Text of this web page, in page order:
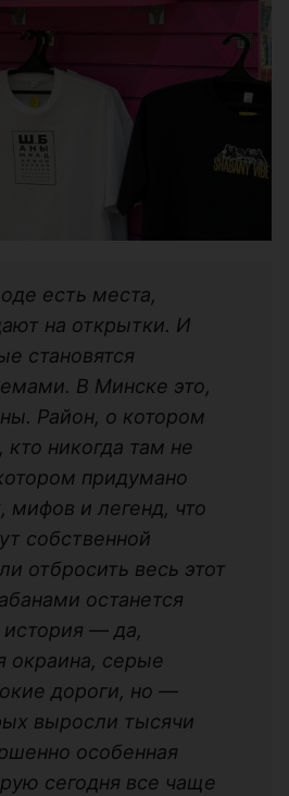
есть места,
на открытки. И
становятся
В Минске это,
Район, о котором
никогда там не
придумано
мифов и легенд, что
собственной
отбросить весь этот
останется
история — да,
окраина, серые
дороги, но —
выросли тысячи
особенная
сегодня все чаще